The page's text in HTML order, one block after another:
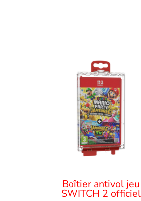
Boîtier antivol jeu
SWITCH 2 officiel